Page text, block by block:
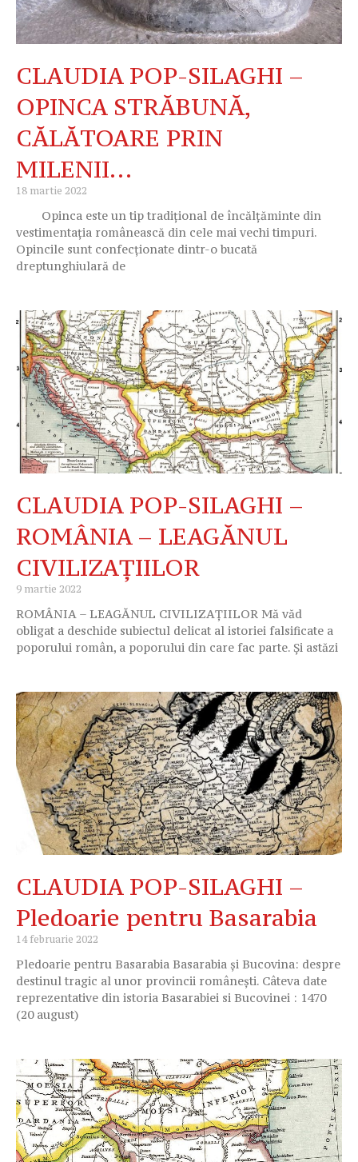
CLAUDIA POP-SILAGHI –
OPINCA STRĂBUNĂ,
CĂLĂTOARE PRIN
MILENII…
18 martie 2022
Opinca este un tip tradițional de încălțăminte din
vestimentația românească din cele mai vechi timpuri.
Opincile sunt confecționate dintr-o bucată
dreptunghiulară de
CLAUDIA POP-SILAGHI –
ROMÂNIA – LEAGĂNUL
CIVILIZAȚIILOR
9 martie 2022
ROMÂNIA – LEAGĂNUL CIVILIZAȚIILOR Mă văd
obligat a deschide subiectul delicat al istoriei falsificate a
poporului român, a poporului din care fac parte. Şi astăzi
CLAUDIA POP-SILAGHI –
Pledoarie pentru Basarabia
14 februarie 2022
Pledoarie pentru Basarabia Basarabia şi Bucovina: despre
destinul tragic al unor provincii româneşti. Câteva date
reprezentative din istoria Basarabiei si Bucovinei : 1470
(20 august)